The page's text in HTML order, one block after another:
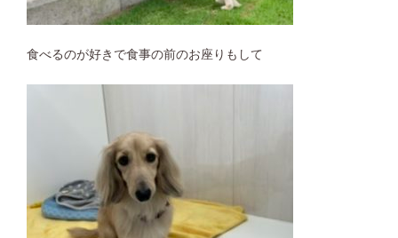
食べるのが好きで食事の前のお座りもして